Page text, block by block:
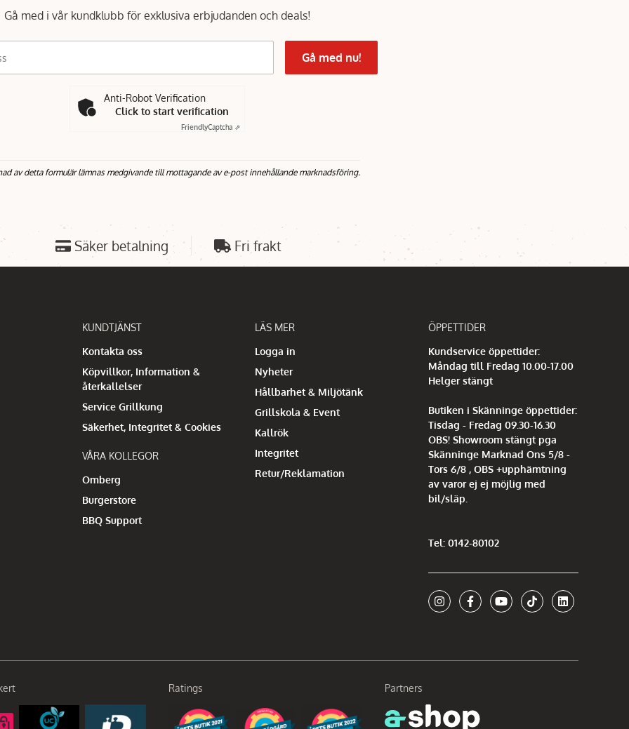
Gå med i vår kundklubb för exklusiva erbjudanden och deals!
Gå med nu!
Anti-Robot Verification
Click to start verification
FriendlyCaptcha ⇗
av detta formulär lämnas medgivande till mottagande av e-post innehållande marknadsföring.
Säker betalning Fri frakt
KUNDTJÄNST
Kontakta oss
Köpvillkor, Information &
återkallelser
Service Grillkung
Säkerhet, Integritet & Cookies
VÅRA KOLLEGOR
Omberg
Burgerstore
BBQ Support
LÄS MER
Logga in
Nyheter
Hållbarhet & Miljötänk
Grillskola & Event
Kallrök
Integritet
Retur/Reklamation
ÖPPETTIDER
Kundservice öppettider:
Måndag till Fredag 10.00-17.00
Helger stängt
Butiken i Skänninge öppettider:
Tisdag - Fredag 09.30-16.30
OBS! Showroom stängt pga
Skänninge Marknad Ons 5/8 -
Tors 6/8 , OBS +upphämtning
av varor ej ej möjlig med
bil/släp.
Tel: 0142-80102
Ratings Partners